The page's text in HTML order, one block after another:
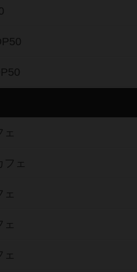
ェ
フェ
ェ
ェ
ェ